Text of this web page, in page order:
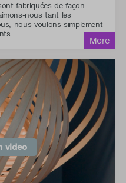
fabriquées de façon
nous tant les
nous voulons simplement
video